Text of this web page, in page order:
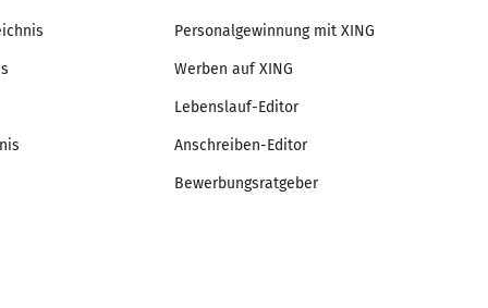
Personalgewinnung mit XING
Werben auf XING
Lebenslauf-Editor
Anschreiben-Editor
Bewerbungsratgeber